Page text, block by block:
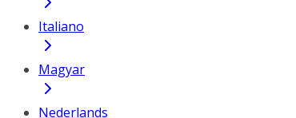
Italiano
Magyar
Nederlands